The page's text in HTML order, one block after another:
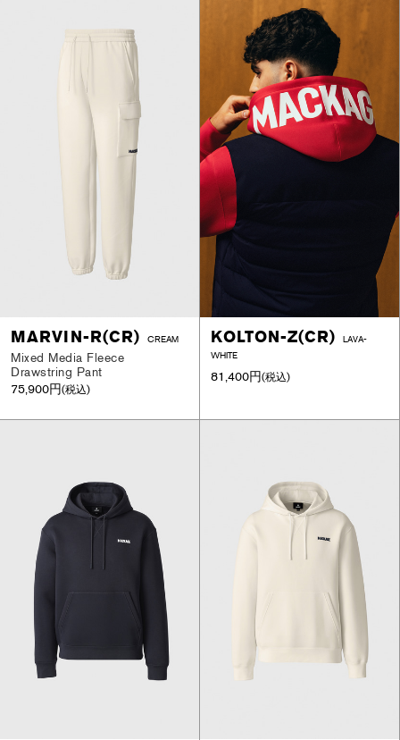
MARVIN-R(CR) CREAM
Mixed Media Fleece
Drawstring Pant
75,900円(税込)
KOLTON-Z(CR)
LAVA-
WHITE
81,400円(税込)